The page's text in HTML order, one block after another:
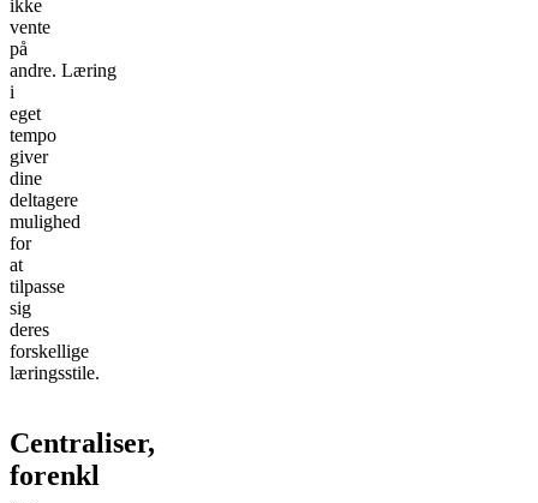
ikke
vente
på
andre. Læring
i
eget
tempo
giver
dine
deltagere
mulighed
for
at
tilpasse
sig
deres
forskellige
læringsstile.
Centraliser,
forenkl